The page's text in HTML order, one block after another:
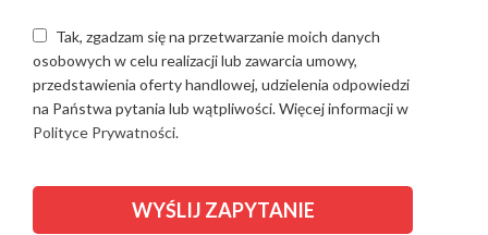
Tak, zgadzam się na przetwarzanie moich danych
osobowych w celu realizacji lub zawarcia umowy,
przedstawienia oferty handlowej, udzielenia odpowiedzi
na Państwa pytania lub wątpliwości. Więcej informacji w
Polityce Prywatności.